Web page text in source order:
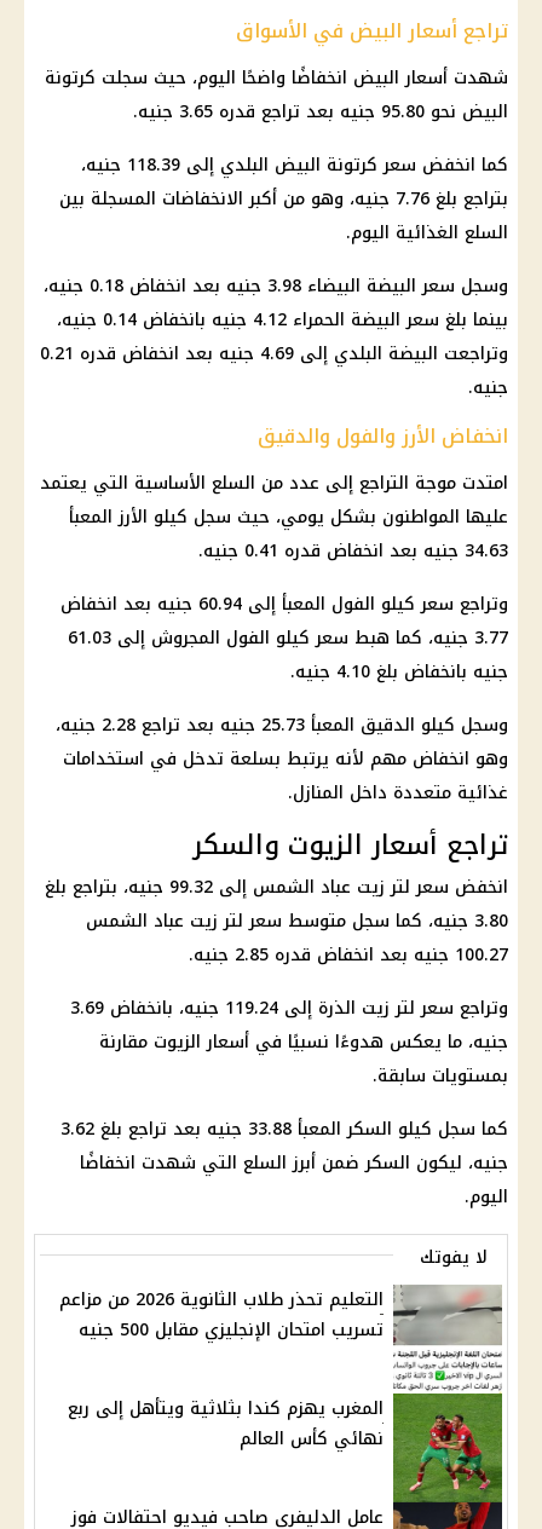
تراجع أسعار البيض في الأسواق
شهدت أسعار البيض انخفاضًا واضحًا اليوم، حيث سجلت كرتونة
البيض نحو 95.80 جنيه بعد تراجع قدره 3.65 جنيه.
كما انخفض سعر كرتونة البيض
البلدي إلى 118.39 جنيه،
بتراجع بلغ 7.76 جنيه، وهو من أكبر الانخفاضات المسجلة بين
السلع الغذائية اليوم.
وسجل سعر البيضة البيضاء 3.98 جنيه بعد انخفاض 0.18 جنيه،
بينما بلغ سعر البيضة الحمراء 4.12 جنيه بانخفاض 0.14 جنيه،
وتراجعت البيضة البلدي إلى 4.69 جنيه بعد انخفاض قدره 0.21
جنيه.
انخفاض الأرز والفول والدقيق
امتدت موجة التراجع إلى عدد من السلع الأساسية التي يعتمد
عليها المواطنون بشكل يومي، حيث سجل كيلو الأرز المعبأ
34.63 جنيه بعد انخفاض قدره 0.41 جنيه.
وتراجع سعر كيلو الفول المعبأ إلى 60.94 جنيه بعد انخفاض
3.77 جنيه، كما هبط سعر كيلو الفول المجروش إلى 61.03
جنيه بانخفاض بلغ 4.10 جنيه.
وسجل كيلو الدقيق المعبأ 25.73 جنيه بعد تراجع 2.28 جنيه،
وهو انخفاض مهم لأنه يرتبط بسلعة تدخل في استخدامات
غذائية متعددة داخل المنازل.
تراجع أسعار الزيوت والسكر
انخفض سعر لتر زيت عباد الشمس إلى 99.32 جنيه، بتراجع بلغ
3.80 جنيه، كما سجل متوسط سعر لتر زيت عباد الشمس
100.27 جنيه بعد انخفاض قدره 2.85 جنيه.
وتراجع سعر لتر زيت الذرة إلى 119.24 جنيه، بانخفاض 3.69
جنيه، ما يعكس هدوءًا نسبيًا في أسعار الزيوت مقارنة
بمستويات سابقة.
كما سجل كيلو السكر المعبأ 33.88 جنيه بعد تراجع بلغ 3.62
جنيه، ليكون السكر ضمن أبرز السلع التي شهدت انخفاضًا
اليوم.
لا يفوتك
التعليم تحذر طلاب الثانوية 2026 من مزاعم
تسريب امتحان الإنجليزي مقابل 500 جنيه
المغرب يهزم كندا بثلاثية ويتأهل إلى ربع
نهائي كأس العالم
عامل الدليفري صاحب فيديو احتفالات فوز